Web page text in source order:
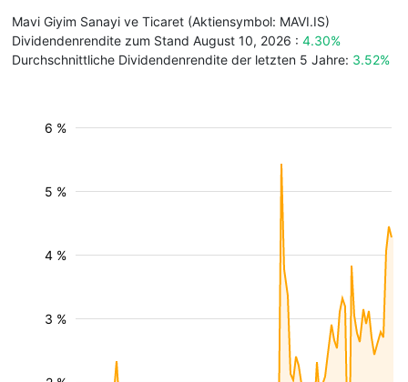
Mavi Giyim Sanayi ve Ticaret (Aktiensymbol: MAVI.IS)
Dividendenrendite zum Stand August 10, 2026 : 4.30%
Durchschnittliche Dividendenrendite der letzten 5 Jahre: 3.52%
3 %
4 %
5 %
6 %